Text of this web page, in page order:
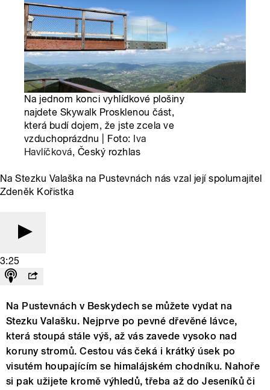
Na jednom konci vyhlídkové plošiny
najdete Skywalk Prosklenou část,
která budí dojem, že jste zcela ve
vzduchoprázdnu | Foto: Iva
Havlíčková, Český rozhlas
Na Stezku Valaška na Pustevnách nás vzal její spolumajitel
Zdeněk Kořistka
3:25
Na Pustevnách v Beskydech se můžete vydat na
Stezku Valašku. Nejprve po pevné dřevěné lávce,
která stoupá stále výš, až vás zavede vysoko nad
koruny stromů. Cestou vás čeká i krátký úsek po
visutém houpajícím se himalájském chodníku. Nahoře
si pak užijete kromě výhledů, třeba až do Jeseníků či